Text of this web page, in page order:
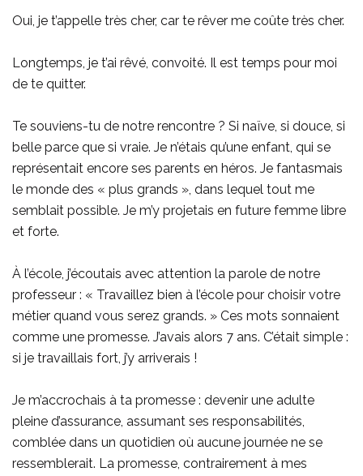
Oui, je t’appelle très cher, car te rêver me coûte très cher.
Longtemps, je t’ai rêvé, convoité. Il est temps pour moi
de te quitter.
Te souviens-tu de notre rencontre ? Si naïve, si douce, si
belle parce que si vraie. Je n’étais qu’une enfant, qui se
représentait encore ses parents en héros. Je fantasmais
le monde des « plus grands », dans lequel tout me
semblait possible. Je m’y projetais en future femme libre
et forte.
À l’école, j’écoutais avec attention la parole de notre
professeur : « Travaillez bien à l’école pour choisir votre
métier quand vous serez grands. » Ces mots sonnaient
comme une promesse. J’avais alors 7 ans. C’était simple :
si je travaillais fort, j’y arriverais !
Je m’accrochais à ta promesse : devenir une adulte
pleine d’assurance, assumant ses responsabilités,
comblée dans un quotidien où aucune journée ne se
ressemblerait. La promesse, contrairement à mes